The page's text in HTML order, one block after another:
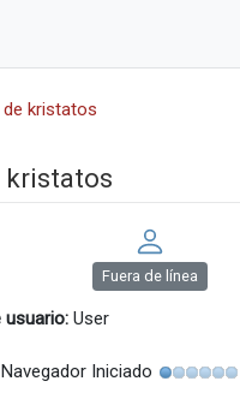
de kristatos
kristatos
Fuera de línea
usuario: User
Navegador Iniciado